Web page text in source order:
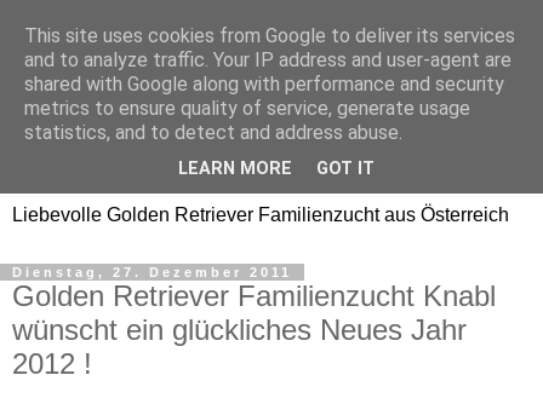
Golden Retriever Welpen
Familienzucht -
Goldwelpen
Liebevolle Golden Retriever Familienzucht aus Österreich
Dienstag, 27. Dezember 2011
Golden Retriever Familienzucht Knabl
wünscht ein glückliches Neues Jahr
2012 !
This site uses cookies from Google to deliver its services
and to analyze traffic. Your IP address and user-agent are
shared with Google along with performance and security
metrics to ensure quality of service, generate usage
statistics, and to detect and address abuse.
LEARN MORE GOT IT